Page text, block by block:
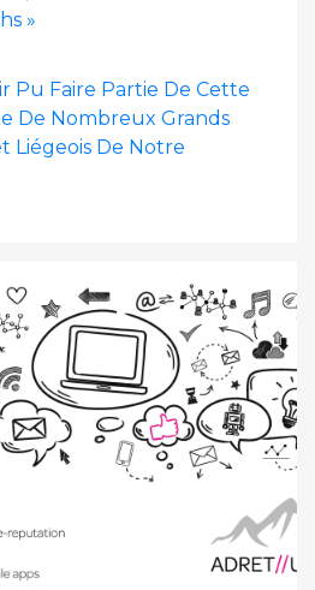
»
Pu Faire Partie De Cette
De Nombreux Grands
Liégeois De Notre